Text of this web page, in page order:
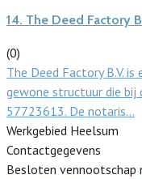
14. The Deed Factory
(0)
The Deed Factory B.V.
gewone structuur die bij
57723613. De notaris…
Werkgebied Heelsum
Contactgegevens
Besloten